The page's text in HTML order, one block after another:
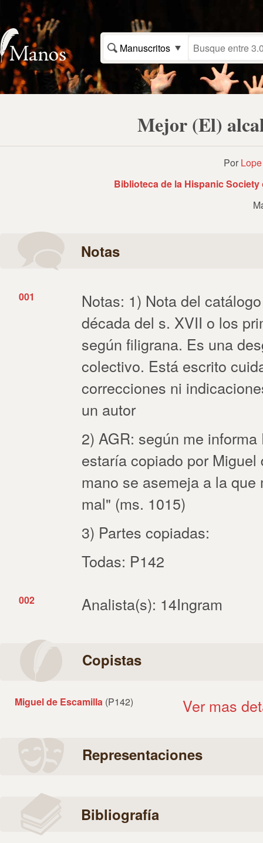
Manuscritos
Mejor (El)
Por
Biblioteca de la Hispanic
Notas
001
Notas: 1) Nota del
década del s. XVII o los
según filigrana. Es una
colectivo. Está escrito
correcciones ni
un autor
2) AGR: según me
estaría copiado por
mano se asemeja a la
mal" (ms. 1015)
3) Partes copiadas:
Todas: P142
002 Analista(s): 14Ingram
Copistas
Miguel de Escamilla (P142) Ver mas
Representaciones
Bibliografía